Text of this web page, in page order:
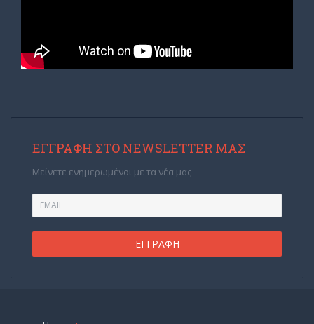
ΕΓΓΡΑΦΉ ΣΤΟ NEWSLETTER ΜΑΣ
Μείνετε ενημερωμένοι με τα νέα μας